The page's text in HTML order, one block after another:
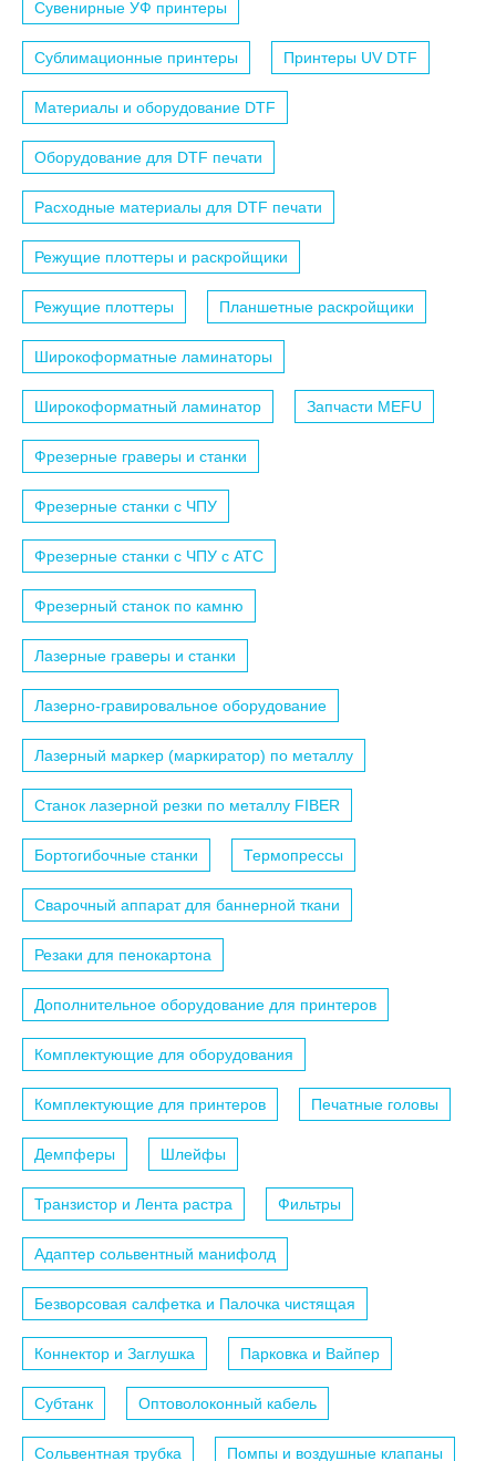
Сувенирные УФ принтеры
Сублимационные принтеры Принтеры UV DTF
Материалы и оборудование DTF
Оборудование для DTF печати
Расходные материалы для DTF печати
Режущие плоттеры и раскройщики
Режущие плоттеры Планшетные раскройщики
Широкоформатные ламинаторы
Широкоформатный ламинатор Запчасти MEFU
Фрезерные граверы и станки
Фрезерные станки с ЧПУ
Фрезерные станки с ЧПУ c АТС
Фрезерный станок по камню
Лазерные граверы и станки
Лазерно-гравировальное оборудование
Лазерный маркер (маркиратор) по металлу
Станок лазерной резки по металлу FIBER
Бортогибочные станки Термопрессы
Сварочный аппарат для баннерной ткани
Резаки для пенокартона
Дополнительное оборудование для принтеров
Комплектующие для оборудования
Комплектующие для принтеров Печатные головы
Демпферы Шлейфы
Транзистор и Лента растра Фильтры
Адаптер сольвентный манифолд
Безворсовая салфетка и Палочка чистящая
Коннектор и Заглушка Парковка и Вайпер
Субтанк Оптоволоконный кабель
Сольвентная трубка Помпы и воздушные клапаны